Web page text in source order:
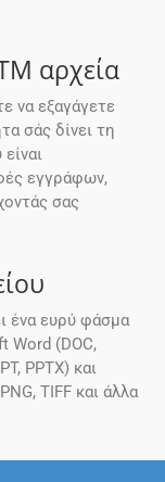
αρχεία
να εξαγάγετε
σάς δίνει τη
εγγράφων,
σας
ένα ευρύ φάσμα
Word (DOC,
PPTX) και
TIFF και άλλα